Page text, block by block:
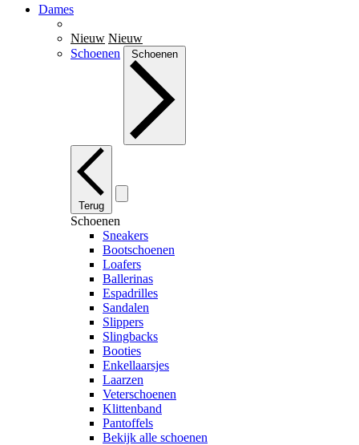
Dames
Nieuw Nieuw
Schoenen
Schoenen
Terug
Schoenen
Sneakers
Bootschoenen
Loafers
Ballerinas
Espadrilles
Sandalen
Slippers
Slingbacks
Booties
Enkellaarsjes
Laarzen
Veterschoenen
Klittenband
Pantoffels
Bekijk alle schoenen